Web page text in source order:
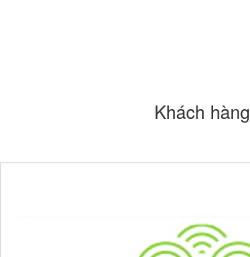
Khách hàng